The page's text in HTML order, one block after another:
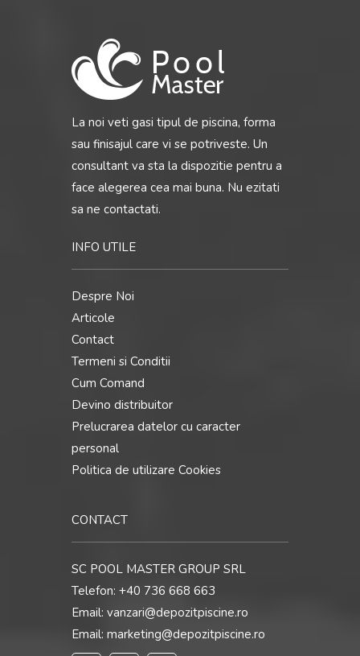
La noi veti gasi tipul de piscina, forma
sau finisajul care vi se potriveste. Un
consultant va sta la dispozitie pentru a
face alegerea cea mai buna. Nu ezitati
sa ne contactati.
INFO UTILE
Despre Noi
Articole
Contact
Termeni si Conditii
Cum Comand
Devino distribuitor
Prelucrarea datelor cu caracter
personal
Politica de utilizare Cookies
CONTACT
SC POOL MASTER GROUP SRL
Telefon: +40 736 668 663
Email: vanzari@depozitpiscine.ro
Email: marketing@depozitpiscine.ro